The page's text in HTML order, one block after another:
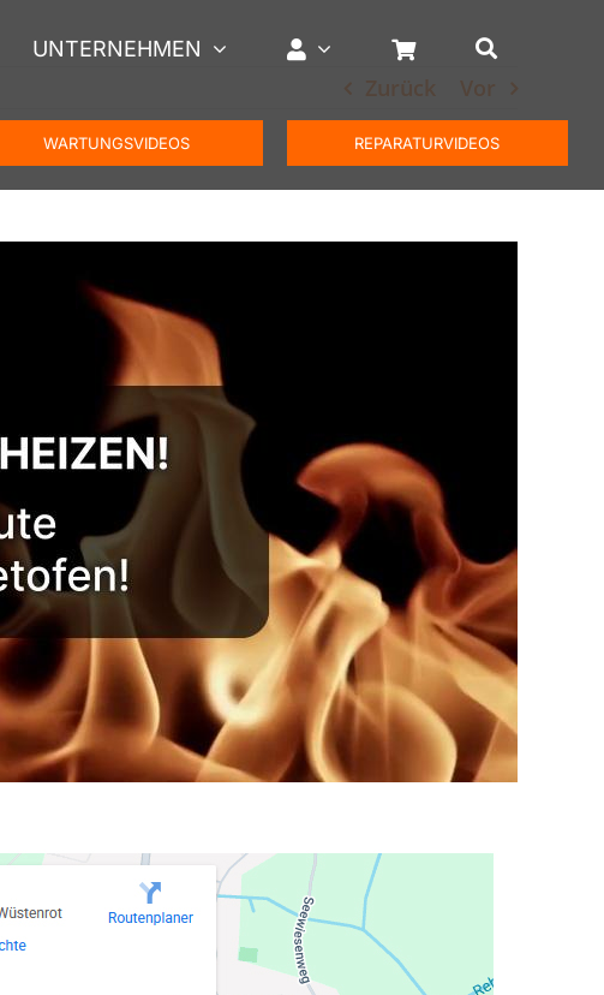
UNTERNEHMEN
WARTUNGSVIDEOS REPARATURVIDEOS
Zurück Vor